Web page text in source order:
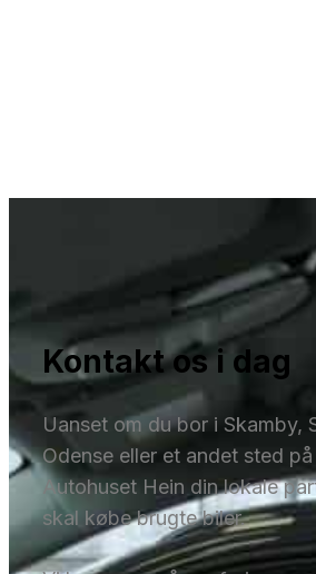
Kontakt os i dag
Uanset om du bor i Skamby,
Odense eller et andet sted
Autohuset Hein din lokale
skal købe brugte biler.